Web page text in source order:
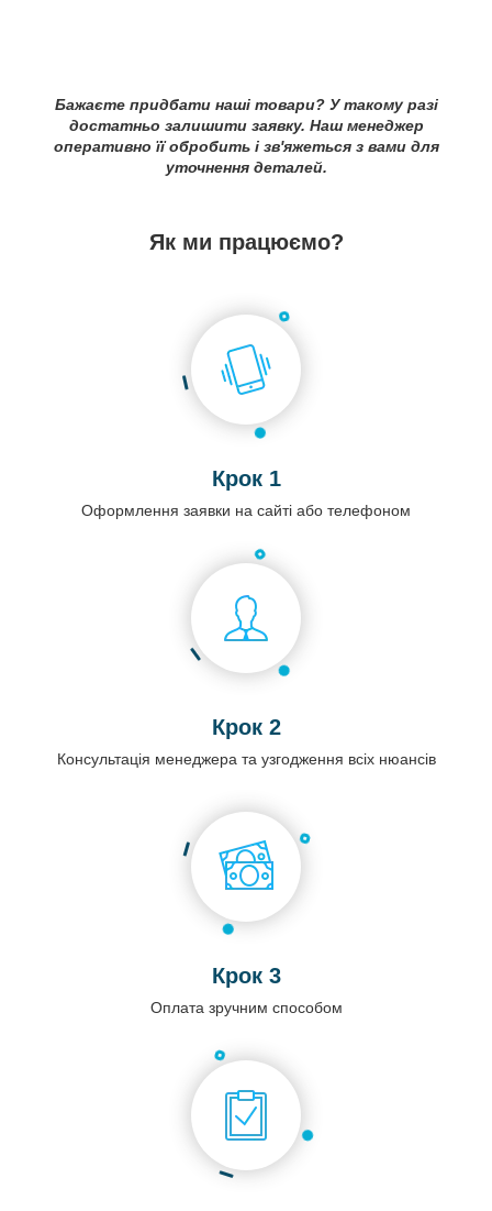
Бажаєте придбати наші товари? У такому разі
достатньо залишити заявку. Наш менеджер
оперативно її обробить і зв'яжеться з вами для
уточнення деталей.
Як ми працюємо?
Крок 1
Оформлення заявки на сайті або телефоном
Крок 2
Консультація менеджера та узгодження всіх нюансів
Крок 3
Оплата зручним способом